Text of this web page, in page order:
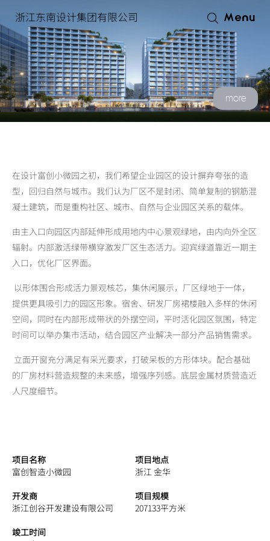
浙江东南设计集团有限公司 Menu
more
在设计富创小微园之初，我们希望企业园区的设计摒弃夸张的造
型，回归自然与城市。我们认为厂区不是封闭、简单复制的钢筋混
凝土建筑，而是重构社区、城市、自然与企业园区关系的载体。
由主入口向园区内部延伸形成用地内中心景观绿地，由内向外全区
辐射。内部激活绿带横穿激发厂区生态活力。迎宾绿道靠近一期主
入口，优化厂区界面。
以形体围合形成活力景观核芯，集休闲展示，厂区绿地于一体，
提供更具吸引力的园区形象。宿舍、研发厂房裙楼融入多样的休闲
空间，同时在内部形成带状的外摆空间，平时活化园区氛围，特定
时间可以举办集市活动，结合园区产业解决一部分产品销售需求。
立面开窗充分满足有采光要求，打破呆板的方形体块。配合基础
的厂房材料营造规整的未来感，增强序列感。底层金属材质营造近
人尺度细节。
项目名称
富创智造小微园
项目地点
浙江 金华
开发商
浙江创谷开发建设有限公司
项目规模
207133平方米
竣工时间